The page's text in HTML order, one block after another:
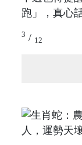
跑」，真心
3 / 12